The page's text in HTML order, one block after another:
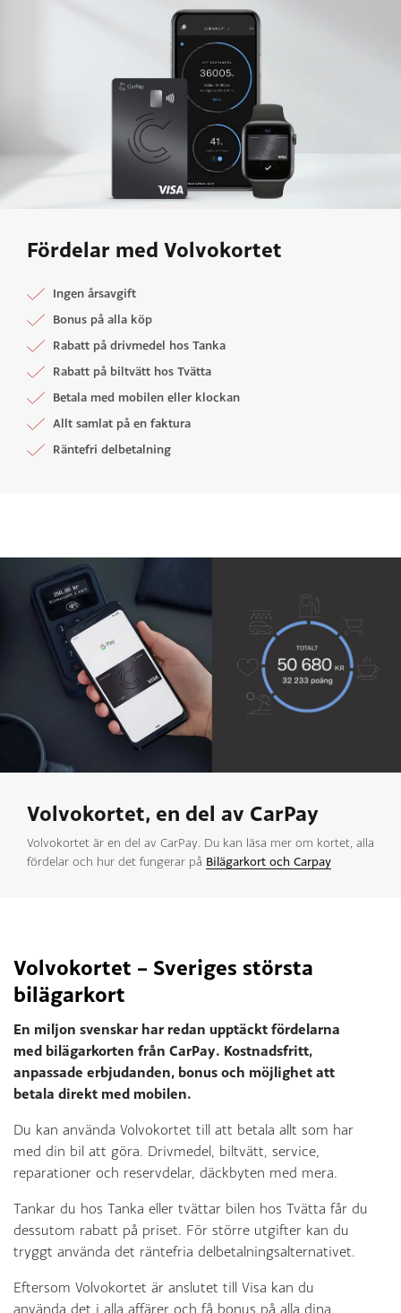
Fördelar med Volvokortet
Ingen årsavgift
Bonus på alla köp
Rabatt på drivmedel hos Tanka
Rabatt på biltvätt hos Tvätta
Betala med mobilen eller klockan
Allt samlat på en faktura
Räntefri delbetalning
Volvokortet, en del av CarPay
Volvokortet är en del av CarPay. Du kan läsa mer om kortet, alla
fördelar och hur det fungerar på Bilägarkort och Carpay
Volvokortet – Sveriges största
bilägarkort
En miljon svenskar har redan upptäckt fördelarna
med bilägarkorten från CarPay. Kostnadsfritt,
anpassade erbjudanden, bonus och möjlighet att
betala direkt med mobilen.
Du kan använda Volvokortet till att betala allt som har
med din bil att göra. Drivmedel, biltvätt, service,
reparationer och reservdelar, däckbyten med mera.
Tankar du hos Tanka eller tvättar bilen hos Tvätta får du
dessutom rabatt på priset. För större utgifter kan du
tryggt använda det räntefria delbetalningsalternativet.
Eftersom Volvokortet är anslutet till Visa kan du
använda det i alla affärer och få bonus på alla dina